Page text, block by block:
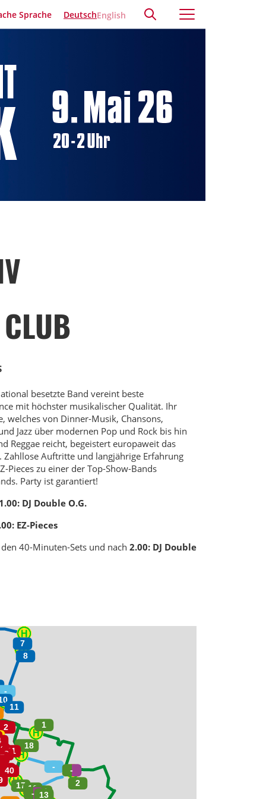
DeutschEnglish
Sprache
besetzte Band vereint beste
mit höchster musikalischer Qualität. Ihr
welches von Dinner-Musik, Chansons,
Jazz über modernen Pop und Rock bis hin
Reggae reicht, begeistert europaweit das
Zahllose Auftritte und langjährige Erfahrung
Pieces zu einer der Top-Show-Bands
Party ist garantiert!
DJ Double O.G.
EZ-Pieces
40-Minuten-Sets und nach 2.00: DJ Double